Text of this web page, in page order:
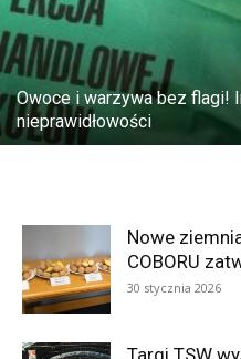
Owoce i warzywa bez flagi!
nieprawidłowości
Nowe
COBORU
30 stycznia 2026
Targi TSW